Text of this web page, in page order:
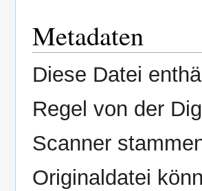
Metadaten
Diese Datei
Regel von der
Scanner
Originaldatei